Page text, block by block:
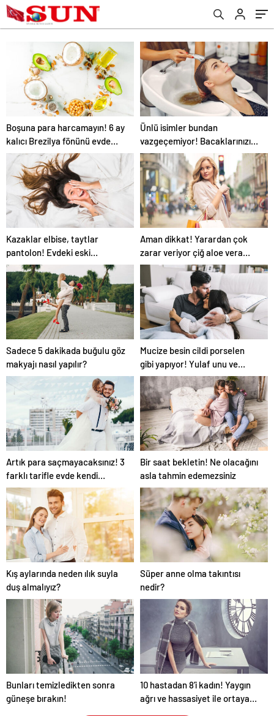
Boşuna para harcamayın! 6 ay
kalıcı Brezilya fönünü evde
yapın…
Ünlü isimler bundan
vazgeçemiyor! Bacaklarınızı
kuru fırçalarsanız…
Kazaklar elbise, taytlar
pantolon! Evdeki eski
kıyafetleri yenilemek için 5
ipucu
Aman dikkat! Yarardan çok
zarar veriyor çiğ aloe vera
suyu…
Sadece 5 dakikada buğulu göz
makyajı nasıl yapılır?
Mucize besin cildi porselen
gibi yapıyor! Yulaf unu ve
limon…
Artık para saçmayacaksınız! 3
farklı tarifle evde kendi
kremimizi yapıyoruz!
Bir saat bekletin! Ne olacağını
asla tahmin edemezsiniz
Kış aylarında neden ılık suyla
duş almalıyız?
Süper anne olma takıntısı
nedir?
Bunları temizledikten sonra
güneşe bırakın!
10 hastadan 8’i kadın! Yaygın
ağrı ve hassasiyet ile ortaya